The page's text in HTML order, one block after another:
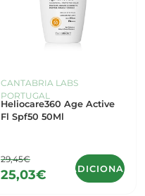
CANTABRIA LABS
PORTUGAL
Heliocare360 Age Active
Fl Spf50 50Ml
29,45€
25,03€ ADICIONAR